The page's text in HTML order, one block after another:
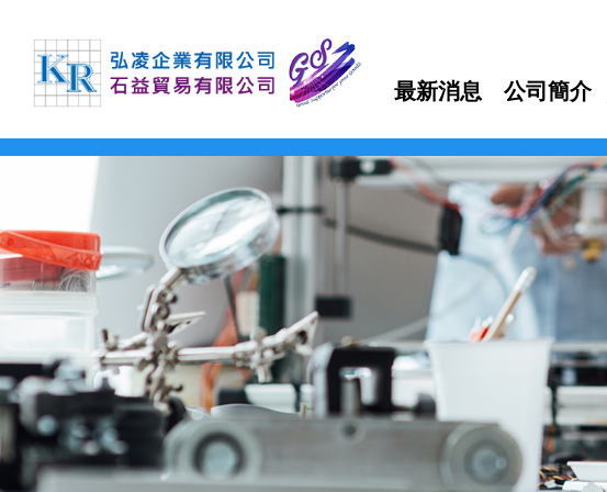
最新消息 公司簡介
產品介紹
TDK
µPOL™嵌入式DC-DC轉換器
吸波材 / 磁性片
電容器
電感器
EMC對策產品
RF產品和模塊
電壓/過熱保護器件
壓電元件
TDK-LAMBDA
可編程直流電源(CVCC)
高壓電源
簡易恆流控制電源
AC-DC雙/多輸出電源
AC-DC單輸出電源
導軌電源
DC-DC電源
DC-DC雙向轉換器
泵頭
泵頭驅動模組
OEM 泵/ 雙步進泵
控制器 / 馬達控制板
特殊泵浦 / 點滴器
周邊配件
FOT PUMPS
磁力驅動齒輪泵
旋轉葉片泵
計量控制系統
磁力驅動齒輪泵馬達裝置
系統泵
MVV GEAR PUMPS
聚氨酯-製程應用
製程計量
超微量加工泵浦
熱熔膠–雙出口端
丙烯酸（壓克力）解決方案
快速換色系統
FLUIMAC PUMPS
FDA 等級氣動隔膜泵
氣動雙隔膜泵浦
LEAK TESTER/eVMP
多功能測漏儀
電子調控計量泵浦
PEN/PET FILMS
TEONEX Q51
TEONEX Q83
PEEK FILMS
APTIV 1000 Series
APTIV 2000 Series
FERROFLUID
磁性流體
羧基磁珠
二氧化矽磁珠
氨基磁珠
檔案下載
詢價系統
聯絡我們